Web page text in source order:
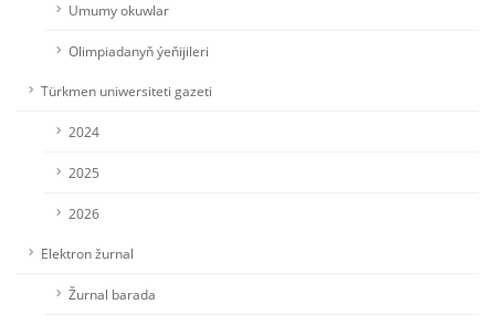
Umumy okuwlar
Olimpiadanyň ýeňijileri
Türkmen uniwersiteti gazeti
2024
2025
2026
Elektron žurnal
Žurnal barada